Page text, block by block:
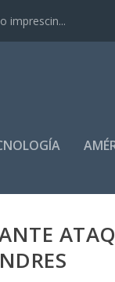
imprescin...